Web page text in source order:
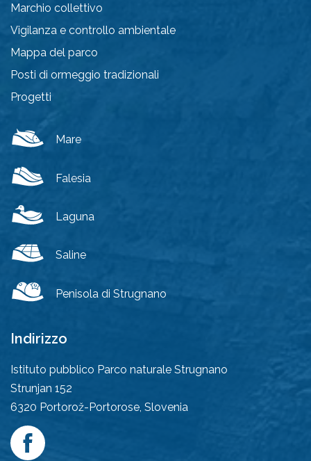
Marchio collettivo
Vigilanza e controllo ambientale
Mappa del parco
Posti di ormeggio tradizionali
Progetti
Mare
Falesia
Laguna
Saline
Penisola di Strugnano
Indirizzo
Istituto pubblico Parco naturale Strugnano
Strunjan 152
6320 Portorož-Portorose, Slovenia